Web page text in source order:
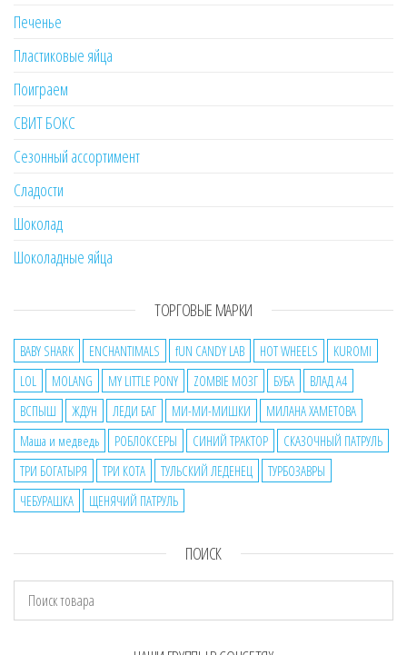
Печенье
Пластиковые яйца
Поиграем
СВИТ БОКС
Сезонный ассортимент
Сладости
Шоколад
Шоколадные яйца
ТОРГОВЫЕ МАРКИ
BABY SHARK ENCHANTIMALS fUN CANDY LAB HOT WHEELS
KUROMI
LOL
MOLANG MY LITTLE PONY ZOMBIE МОЗГ БУБА
ВЛАД А4
ВСПЫШ
ЖДУН ЛЕДИ БАГ МИ-МИ-МИШКИ
МИЛАНА ХАМЕТОВА
Маша и медведь
РОБЛОКСЕРЫ СИНИЙ ТРАКТОР
СКАЗОЧНЫЙ ПАТРУЛЬ
ТРИ БОГАТЫРЯ
ТРИ КОТА ТУЛЬСКИЙ ЛЕДЕНЕЦ
ТУРБОЗАВРЫ
ЧЕБУРАШКА
ЩЕНЯЧИЙ ПАТРУЛЬ
ПОИСК